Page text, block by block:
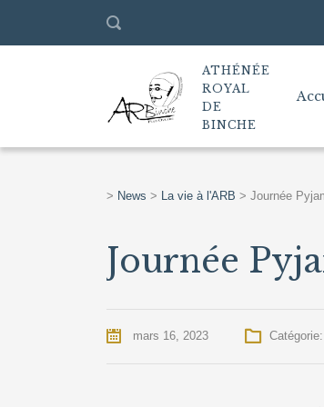
ATHÉNÉE
ROYAL
DE
BINCHE
> News > La vie à l'ARB > Journée
Journée
mars 16, 2023 Catégorie: